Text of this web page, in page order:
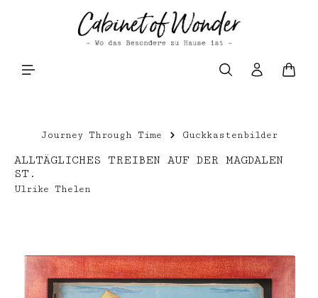
Zum Hauptinhalt springen
Journey Through Time Guckkastenbilder
ALLTÄGLICHES TREIBEN AUF DER MAGDALEN
ST.
Ulrike Thelen